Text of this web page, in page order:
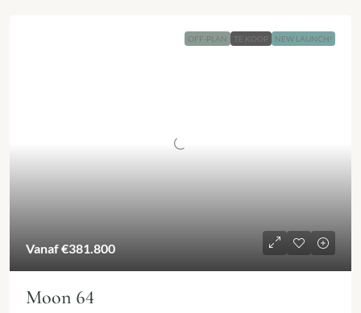
OFF-PLAN TE KOOP NEW LAUNCH!
Vanaf€381.800
Moon 64